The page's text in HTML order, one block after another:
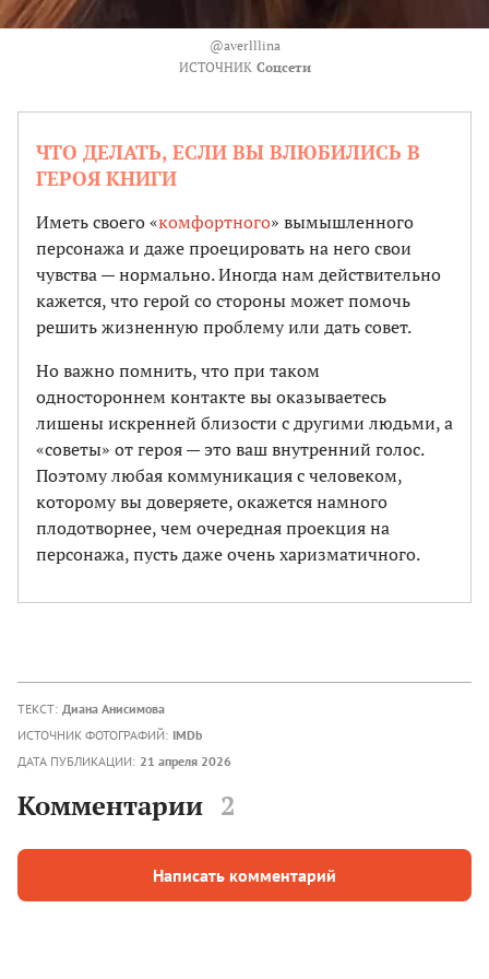
@averlllina
ИСТОЧНИК Соцсети
ЧТО ДЕЛАТЬ, ЕСЛИ ВЫ ВЛЮБИЛИСЬ В
ГЕРОЯ КНИГИ
Иметь своего «комфортного» вымышленного
персонажа и даже проецировать на него свои
чувства — нормально. Иногда нам действительно
кажется, что герой со стороны может помочь
решить жизненную проблему или дать совет.
Но важно помнить, что при таком
одностороннем контакте вы оказываетесь
лишены искренней близости с другими людьми, а
«советы» от героя — это ваш внутренний голос.
Поэтому любая коммуникация с человеком,
которому вы доверяете, окажется намного
плодотворнее, чем очередная проекция на
персонажа, пусть даже очень харизматичного.
ТЕКСТ: Диана Анисимова
ИСТОЧНИК ФОТОГРАФИЙ: IMDb
ДАТА ПУБЛИКАЦИИ: 21 апреля 2026
Комментарии 2
Написать комментарий